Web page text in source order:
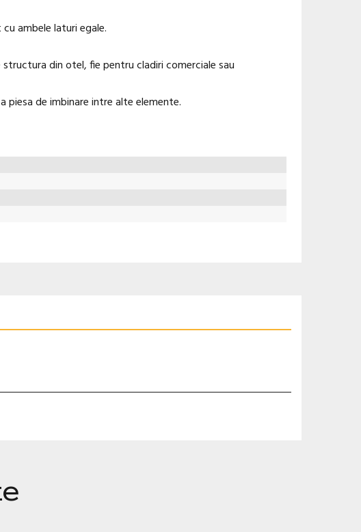
ambele laturi egale.
din otel, fie pentru cladiri comerciale sau
de imbinare intre alte elemente.